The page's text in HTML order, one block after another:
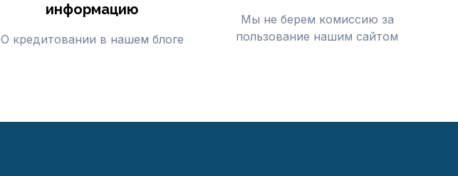
информацию
О кредитовании в нашем блоге
Мы не берем комиссию за
пользование нашим сайтом